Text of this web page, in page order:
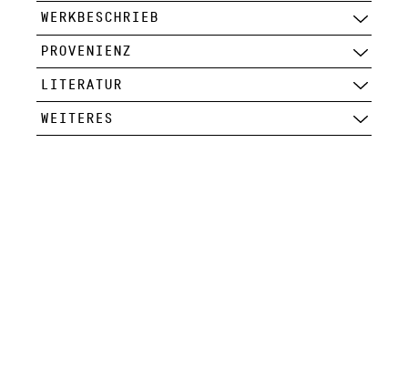
WERKBESCHRIEB
PROVENIENZ
LITERATUR
WEITERES